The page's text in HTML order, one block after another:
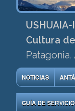
Cultura
NOTICIAS
GUÍA DE